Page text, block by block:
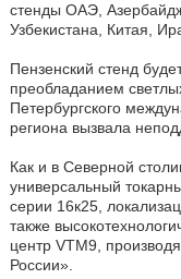
стенды ОАЭ,
Узбекистана, Китая,
Пензенский стенд
преобладанием
Петербургского
региона вызвала
Как и в Северной
универсальный
серии 16к25,
также
центр VTM9,
России».